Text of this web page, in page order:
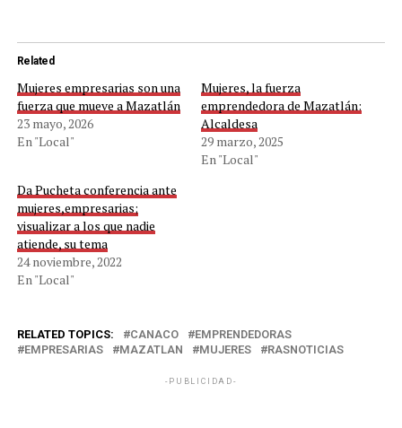
Related
Mujeres empresarias son una
fuerza que mueve a Mazatlán
23 mayo, 2026
En "Local"
Mujeres, la fuerza
emprendedora de Mazatlán:
Alcaldesa
29 marzo, 2025
En "Local"
Da Pucheta conferencia ante
mujeres,empresarias;
visualizar a los que nadie
atiende, su tema
24 noviembre, 2022
En "Local"
RELATED TOPICS: CANACO
EMPRENDEDORAS
EMPRESARIAS
MAZATLAN MUJERES RASNOTICIAS
-PUBLICIDAD-